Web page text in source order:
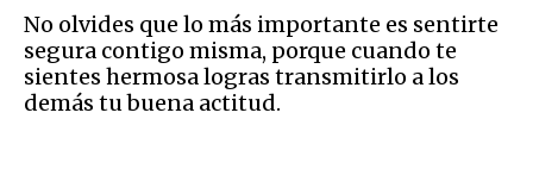
No olvides que lo más importante es sentirte
segura contigo misma, porque cuando te
sientes hermosa logras transmitirlo a los
demás tu buena actitud.